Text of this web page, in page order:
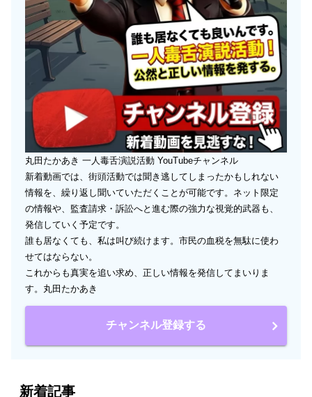
丸田たかあき 一人毒舌演説活動 YouTubeチャンネル
新着動画では、街頭活動では聞き逃してしまったかもしれない
情報を、繰り返し聞いていただくことが可能です。ネット限定
の情報や、監査請求・訴訟へと進む際の強力な視覚的武器も、
発信していく予定です。
誰も居なくても、私は叫び続けます。市民の血税を無駄に使わ
せてはならない。
これからも真実を追い求め、正しい情報を発信してまいりま
す。丸田たかあき
チャンネル登録する
新着記事